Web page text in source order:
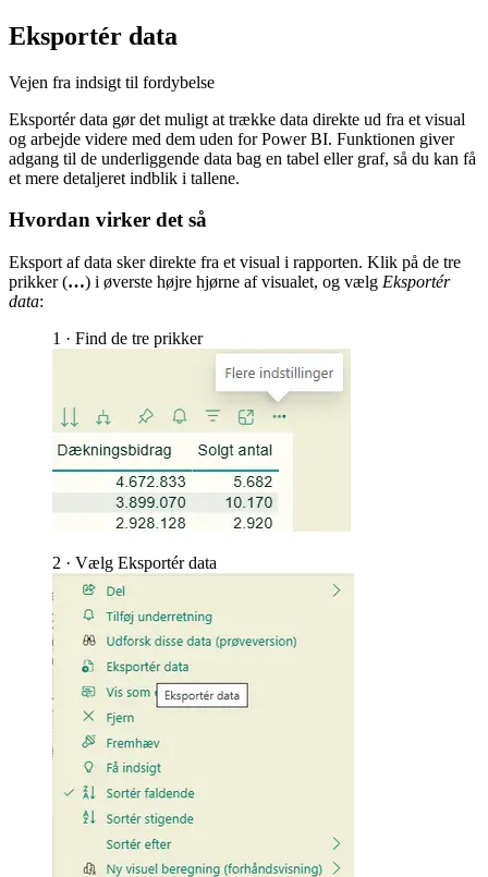
Eksportér data
Vejen fra indsigt til fordybelse
Eksportér data gør det muligt at trække data direkte ud fra et visual
og arbejde videre med dem uden for Power BI. Funktionen giver
adgang til de underliggende data bag en tabel eller graf, så du kan få
et mere detaljeret indblik i tallene.
Hvordan virker det så
Eksport af data sker direkte fra et visual i rapporten. Klik på de tre
prikker (…) i øverste højre hjørne af visualet, og vælg Eksportér
data:
1 · Find de tre prikker
2 · Vælg Eksportér data